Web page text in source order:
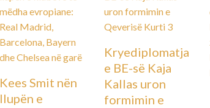
Kees Smit nën
llupën e
Kryediplomatja
e BE-së Kaja
Kallas uron
formimin e